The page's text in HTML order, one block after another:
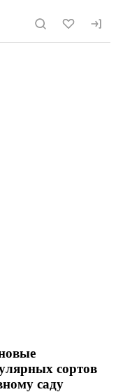
eqinfo.ru
новые
сортов
саду